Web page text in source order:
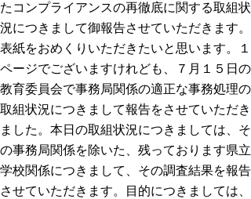
たコンプライアンスの再徹底に関する取組状
況につきまして御報告させていただきます。
表紙をおめくりいただきたいと思います。１
ページでございますけれども、７月１５日の
教育委員会で事務局関係の適正な事務処理の
取組状況につきまして報告をさせていただき
ました。本日の取組状況につきましては、そ
の事務局関係を除いた、残っております県立
学校関係につきまして、その調査結果を報告
させていただきます。目的につきましては、